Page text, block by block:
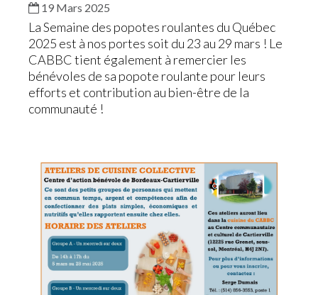
19 Mars 2025
La Semaine des popotes roulantes du Québec
2025 est à nos portes soit du 23 au 29 mars ! Le
CABBC tient également à remercier les
bénévoles de sa popote roulante pour leurs
efforts et contribution au bien-être de la
communauté !